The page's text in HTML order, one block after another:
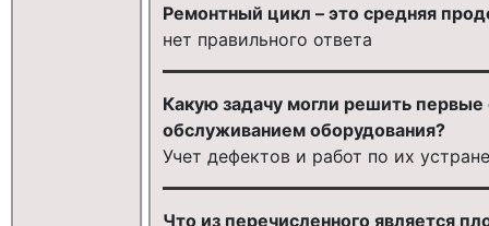
Ремонтный цикл – это средняя
нет правильного ответа
Какую задачу могли решить
обслуживанием оборудования?
Учет дефектов и работ по их
Что из перечисленного является